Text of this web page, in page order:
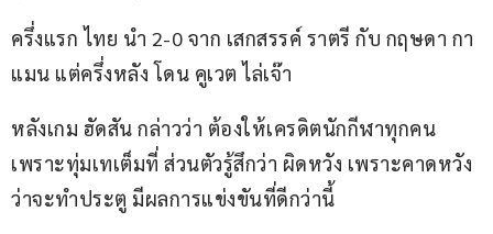
ครึ่งแรก ไทย นำ 2-0 จาก เสกสรรค์ ราตรี กับ กฤษดา กา
แมน แต่ครึ่งหลัง โดน คูเวต ไล่เจ๊า
หลังเกม ฮัดสัน กล่าวว่า ต้องให้เครดิตนักกีฬาทุกคน
เพราะทุ่มเทเต็มที่ ส่วนตัวรู้สึกว่า ผิดหวัง เพราะคาดหวัง
ว่าจะทำประตู มีผลการแข่งขันที่ดีกว่านี้